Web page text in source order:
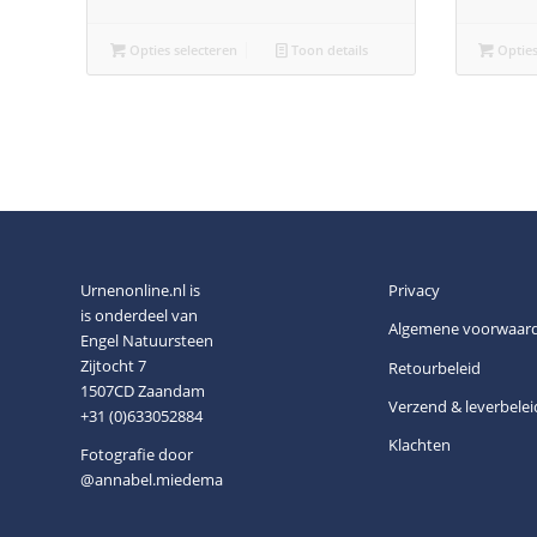
Opties selecteren Toon details
Urnenonline.nl is
is onderdeel van
Engel Natuursteen
Zijtocht 7
1507CD Zaandam
+31 (0)633052884
Fotografie door
@annabel.miedema
Privacy
Algemene
Retourbeleid
Verzend &
Klachten